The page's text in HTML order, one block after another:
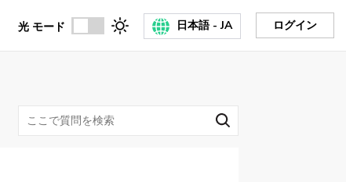
光 モード 日本語 - JA ログイン